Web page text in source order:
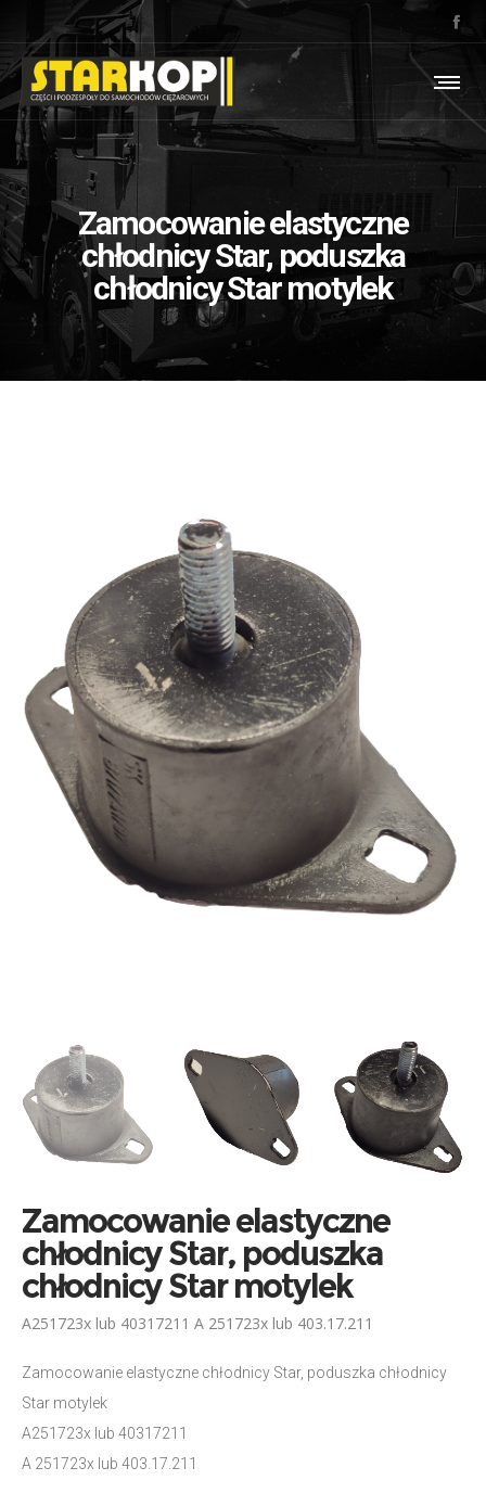
Zamocowanie elastyczne
chłodnicy Star, poduszka
chłodnicy Star motylek
Zamocowanie elastyczne
chłodnicy Star, poduszka
chłodnicy Star motylek
A251723x lub 40317211 A 251723x lub 403.17.211
Zamocowanie elastyczne chłodnicy Star, poduszka chłodnicy
Star motylek
A251723x lub 40317211
A 251723x lub 403.17.211